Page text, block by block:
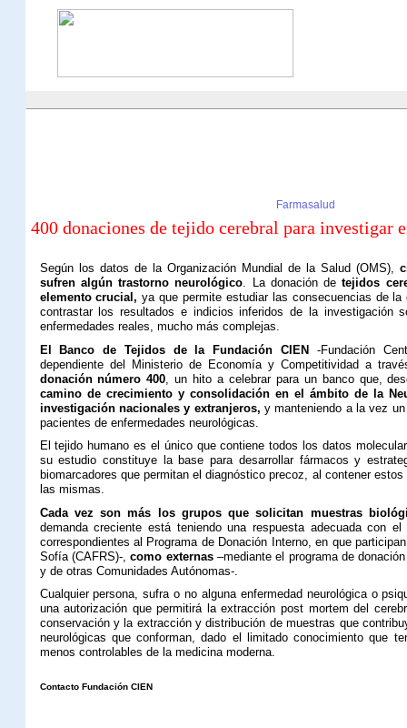
Farmasalud
400 donaciones de tejido cerebral para investigar
Según los datos de la Organización Mundial de la Salud (OMS),
sufren algún trastorno neurológico. La donación detejidos
elemento crucial, ya que permite estudiar las consecuencias de
contrastar los resultados e indicios inferidos de la investigación
enfermedades reales, mucho más complejas.
El Banco de Tejidos de la Fundación CIEN -Fundación
dependiente del Ministerio de Economía y Competitividad a
donación número 400 , un hito a celebrar para un banco que,
camino de crecimiento y consolidación en el ámbito de la
investigación nacionales y extranjeros, y manteniendo a la vez
pacientes de enfermedades neurológicas.
El tejido humano es el único que contiene todos los datos
su estudio constituye la base para desarrollar fármacos y
biomarcadores que permitan el diagnóstico precoz, al contener
las mismas.
Cada vez son más los grupos que solicitan muestras
demanda creciente está teniendo una respuesta adecuada con el
correspondientes al Programa de Donación Interno, en que
Sofía (CAFRS)-, como externas –mediante el programa de
y de otras Comunidades Autónomas-.
Cualquier persona, sufra o no alguna enfermedad neurológica o
una autorización que permitirá la extracción post mortem del
conservación y la extracción y distribución de muestras que
neurológicas que conforman, dado el limitado conocimiento que
menos controlables de la medicina moderna.
Contacto Fundación CIEN